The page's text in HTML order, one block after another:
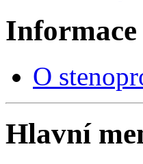
Informace
O
Hlavní